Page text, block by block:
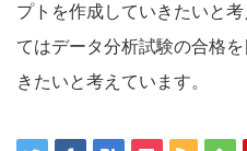
プトを作成していきたいと
てはデータ分析試験の合格
きたいと考えています。